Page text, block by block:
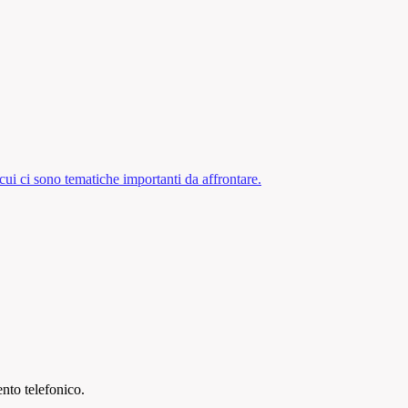
ci sono tematiche importanti da affrontare.
telefonico.